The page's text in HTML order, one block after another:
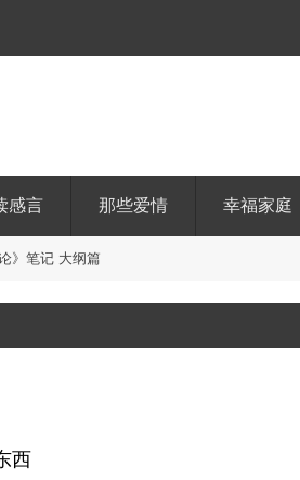
感言 那些爱情 幸福家庭
》 笔记 大纲篇
西